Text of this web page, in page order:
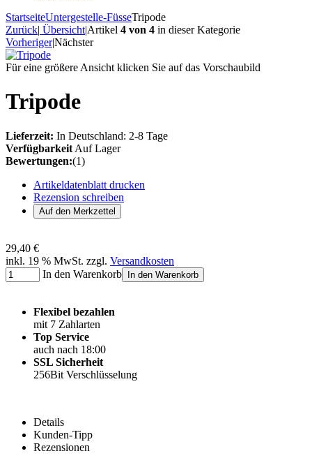
StartseiteUntergestelle-FüsseTripode
Zurück| Übersicht|Artikel 4 von 4 in dieser Kategorie
Vorheriger|Nächster
Für eine größere Ansicht klicken Sie auf das Vorschaubild
Tripode
Lieferzeit: In Deutschland: 2-8 Tage
Verfügbarkeit Auf Lager
Bewertungen:(1)
Artikeldatenblatt drucken
Rezension schreiben
29,40 €
inkl. 19 % MwSt. zzgl. Versandkosten
In den Warenkorb
In den Warenkorb
Flexibel bezahlen
mit 7 Zahlarten
Top Service
auch nach 18:00
SSL Sicherheit
256Bit Verschlüsselung
Details
Kunden-Tipp
Rezensionen